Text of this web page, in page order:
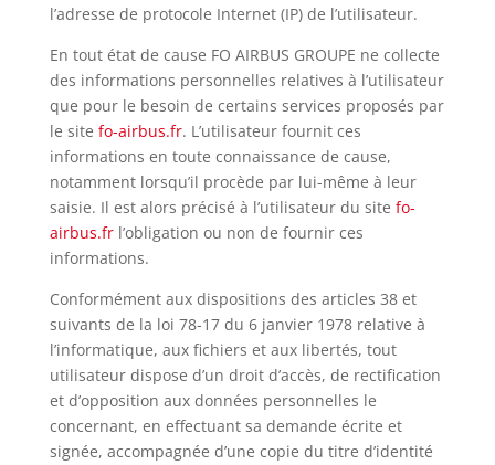
l’adresse de protocole Internet (IP) de l’utilisateur.
En tout état de cause FO AIRBUS GROUPE ne collecte
des informations personnelles relatives à l’utilisateur
que pour le besoin de certains services proposés par
le site fo-airbus.fr. L’utilisateur fournit ces
informations en toute connaissance de cause,
notamment lorsqu’il procède par lui-même à leur
saisie. Il est alors précisé à l’utilisateur du site fo-
airbus.frl’obligation ou non de fournir ces
informations.
Conformément aux dispositions des articles 38 et
suivants de la loi 78-17 du 6 janvier 1978 relative à
l’informatique, aux fichiers et aux libertés, tout
utilisateur dispose d’un droit d’accès, de rectification
et d’opposition aux données personnelles le
concernant, en effectuant sa demande écrite et
signée, accompagnée d’une copie du titre d’identité